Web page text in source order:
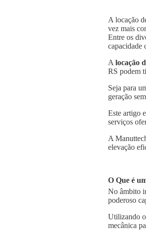
A locação
vez mais
Entre os
capacidade
A locação
RS podem
Seja para
geração
Este artigo
serviços
A
elevação
O Que é
No âmbito
poderoso
Utilizando
mecânica